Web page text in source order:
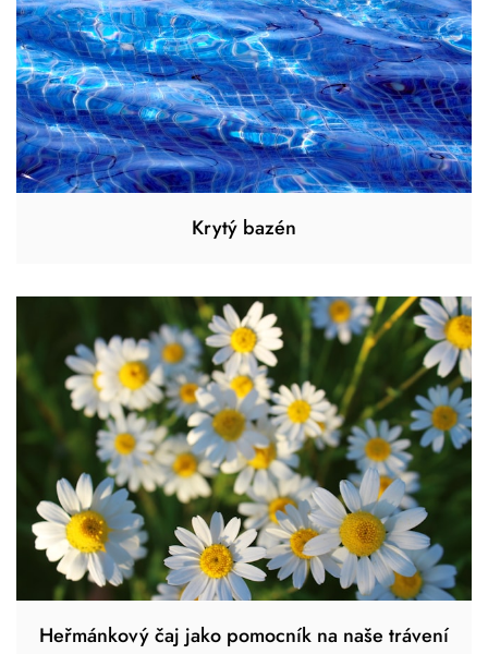
Krytý bazén
Heřmánkový čaj jako pomocník na naše trávení